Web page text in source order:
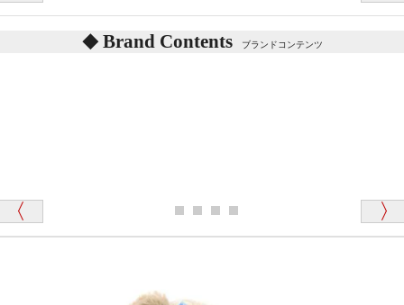
記載しておりますので、ぜひ探してみてください。
ディベアがいます。
「スクエーカー内蔵」と記載しておりますので、ぜひ
探してみてください。
シュタイフ社製品の実物を見ることはできますか？
「前に買ったことがあったお店でしたので」
Brand Contents ブランドコンテンツ